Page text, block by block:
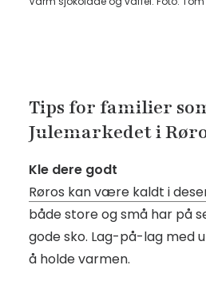
Tips for familier
Julemarkedet i
Kle dere godt
Røros kan være kaldt i
både store og små har på
gode sko. Lag-på-lag med
å holde varmen.